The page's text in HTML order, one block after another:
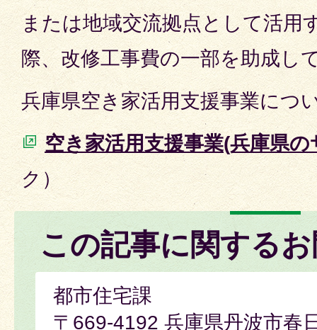
または地域交流拠点として活用
際、改修工事費の一部を助成し
兵庫県空き家活用支援事業につ
空き家活用支援事業(兵庫県の
ク）
この記事に関する
都市住宅課
〒669-4192 兵庫県丹波市春